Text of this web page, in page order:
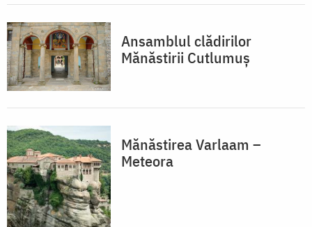
Ansamblul clădirilor
Mănăstirii Cutlumuș
Mănăstirea Varlaam –
Meteora